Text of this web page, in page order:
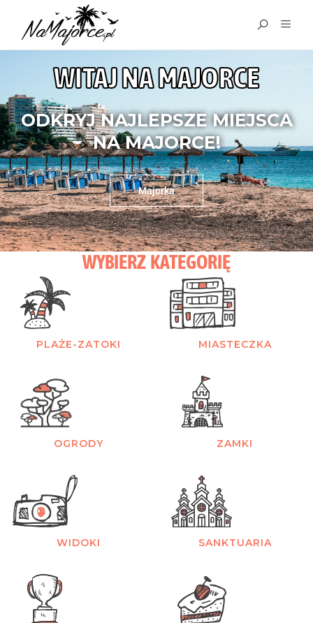
WITAJ NA MAJORCE
ODKRYJ NAJLEPSZE MIEJSCA
NA MAJORCE!
Majorka
WYBIERZ KATEGORIĘ
PLAŻE-ZATOKI
OGRODY
WIDOKI
MIASTECZKA
ZAMKI
SANKTUARIA